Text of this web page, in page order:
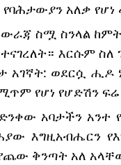
አለቃ የሆነ
ስሟ ስንላል
እርሱም
አገኛት: ወደርሷ ሒዶ
የሆነ የሆድሽን
አባታችን አንተ
እግዚአብሔርን
ቅንጣት አለ